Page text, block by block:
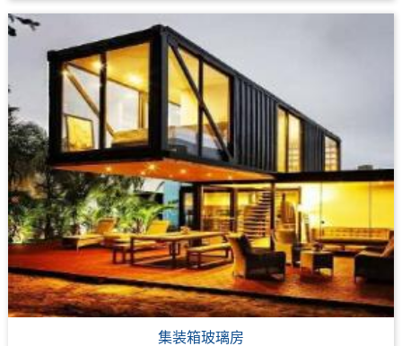
集装箱玻璃房